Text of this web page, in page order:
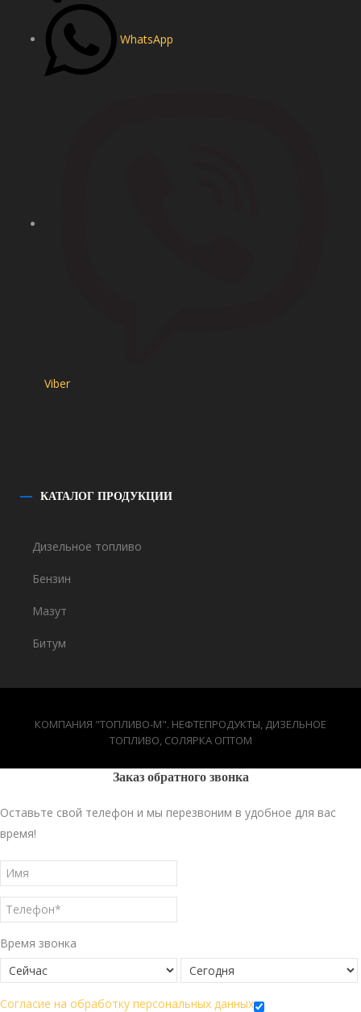
WhatsApp
Viber
КАТАЛОГ ПРОДУКЦИИ
Дизельное топливо
Бензин
Мазут
Битум
КОМПАНИЯ "ТОПЛИВО-М". НЕФТЕПРОДУКТЫ, ДИЗЕЛЬНОЕ
ТОПЛИВО, СОЛЯРКА ОПТОМ
Заказ обратного звонка
Оставьте свой телефон и мы перезвоним в удобное для вас
время!
Время звонка
Согласие на обработку персональных данных